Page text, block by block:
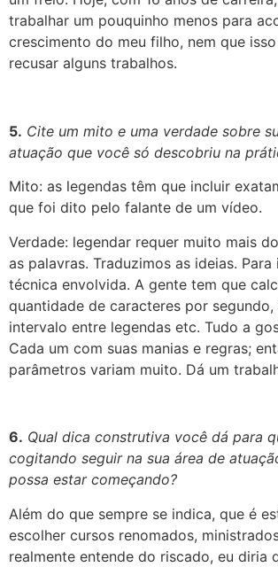
trabalhar um pouquinho menos para
crescimento do meu filho, nem que
recusar alguns trabalhos.
5. Cite um mito e uma verdade sobre
atuação que você só descobriu na
Mito: as legendas têm que incluir
que foi dito pelo falante de um vídeo.
Verdade: legendar requer muito mais
as palavras. Traduzimos as ideias.
técnica envolvida. A gente tem que
quantidade de caracteres por segundo,
intervalo entre legendas etc. Tudo a
Cada um com suas manias e regras;
parâmetros variam muito. Dá um
6. Qual dica construtiva você dá para
cogitando seguir na sua área de
possa estar começando?
Além do que sempre se indica, que é
escolher cursos renomados,
realmente entende do riscado, eu diria